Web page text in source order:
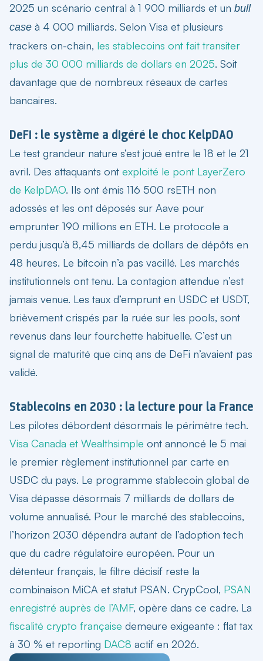
2025 un scénario central à 1 900 milliards et un bull
case à 4 000 milliards. Selon Visa et plusieurs
trackers on-chain, les stablecoins ont fait transiter
plus de 30 000 milliards de dollars en 2025. Soit
davantage que de nombreux réseaux de cartes
bancaires.
DeFi : le système a digéré le choc KelpDAO
Le test grandeur nature s’est joué entre le 18 et le 21
avril. Des attaquants ont exploité le pont LayerZero
de KelpDAO. Ils ont émis 116 500 rsETH non
adossés et les ont déposés sur Aave pour
emprunter 190 millions en ETH. Le protocole a
perdu jusqu’à 8,45 milliards de dollars de dépôts en
48 heures. Le bitcoin n’a pas vacillé. Les marchés
institutionnels ont tenu. La contagion attendue n’est
jamais venue. Les taux d’emprunt en USDC et USDT,
brièvement crispés par la ruée sur les pools, sont
revenus dans leur fourchette habituelle. C’est un
signal de maturité que cinq ans de DeFi n’avaient pas
validé.
Stablecoins en 2030 : la lecture pour la France
Les pilotes débordent désormais le périmètre tech.
Visa Canada et Wealthsimple ont annoncé le 5 mai
le premier règlement institutionnel par carte en
USDC du pays. Le programme stablecoin global de
Visa dépasse désormais 7 milliards de dollars de
volume annualisé. Pour le marché des stablecoins,
l’horizon 2030 dépendra autant de l’adoption tech
que du cadre régulatoire européen. Pour un
détenteur français, le filtre décisif reste la
combinaison MiCA et statut PSAN. CrypCool, PSAN
enregistré auprès de l’AMF, opère dans ce cadre. La
fiscalité crypto française demeure exigeante : flat tax
à 30 % et reporting DAC8 actif en 2026.